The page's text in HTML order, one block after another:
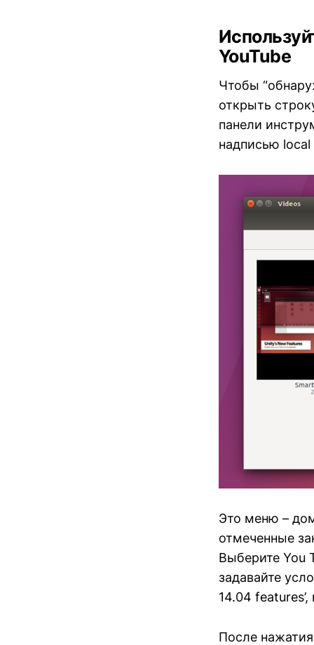
YouTube
Чтобы
открыть
панели
надписью local
Это меню –
отмеченные
Выберите You
задавайте
14.04
После